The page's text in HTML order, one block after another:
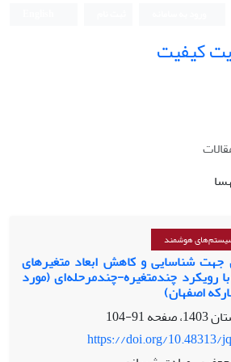
کیفیت
هوشمند
جهت شناسایی و کاهش ابعاد متغیرهای
رویکرد چندمتغیره-چندمرحله‌‌ای (مورد
اصفهان)
91-104
https://doi.org/10.48313/